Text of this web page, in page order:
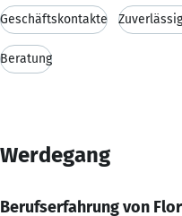
Geschäftskontakte
Beratung
Werdegang
Berufserfahrung von